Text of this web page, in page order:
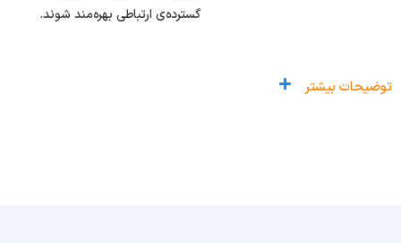
گسترده‌ی ارتباطی بهره‌مند شوند.
توضیحات بیشتر